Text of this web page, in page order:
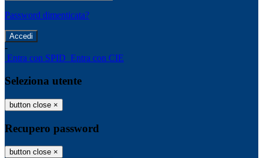
Password dimenticata?
-
Entra con SPID Entra con CIE
Seleziona utente
button close ×
Recupero password
button close ×